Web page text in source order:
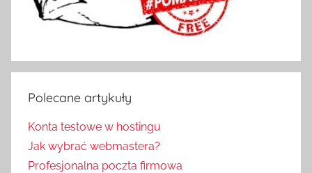
Polecane artykuły
Konta testowe w hostingu
Jak wybrać webmastera?
Profesjonalna poczta firmowa